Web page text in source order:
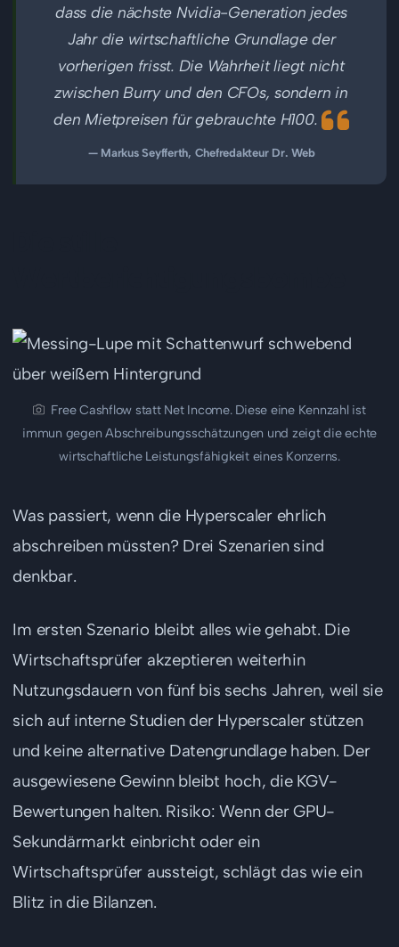
dass die nächste Nvidia-Generation jedes
Jahr die wirtschaftliche Grundlage der
vorherigen frisst. Die Wahrheit liegt nicht
zwischen Burry und den CFOs, sondern in
den Mietpreisen für gebrauchte H100.
— Markus Seyfferth, Chefredakteur Dr. Web
Free Cashflow statt Net Income. Diese eine Kennzahl ist
immun gegen Abschreibungsschätzungen und zeigt die echte
wirtschaftliche Leistungsfähigkeit eines Konzerns.
Was passiert, wenn die Hyperscaler ehrlich
abschreiben müssten? Drei Szenarien sind
denkbar.
Im ersten Szenario bleibt alles wie gehabt. Die
Wirtschaftsprüfer akzeptieren weiterhin
Nutzungsdauern von fünf bis sechs Jahren, weil sie
sich auf interne Studien der Hyperscaler stützen
und keine alternative Datengrundlage haben. Der
ausgewiesene Gewinn bleibt hoch, die KGV-
Bewertungen halten. Risiko: Wenn der GPU-
Sekundärmarkt einbricht oder ein
Wirtschaftsprüfer aussteigt, schlägt das wie ein
Blitz in die Bilanzen.